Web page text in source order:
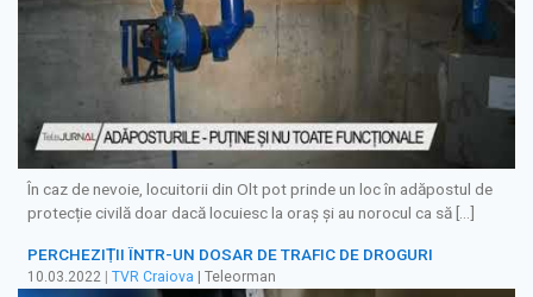
În caz de nevoie, locuitorii din Olt pot prinde un loc în adăpostul de
protecție civilă doar dacă locuiesc la oraș și au norocul ca să […]
PERCHEZIȚII ÎNTR-UN DOSAR DE TRAFIC DE DROGURI
10.03.2022 | TVR Craiova | Teleorman